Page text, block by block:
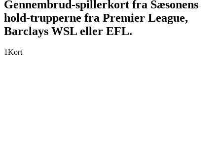
Gennembrud-spillerkort fra Sæsonens
hold-trupperne fra Premier League,
Barclays WSL eller EFL.
1Kort